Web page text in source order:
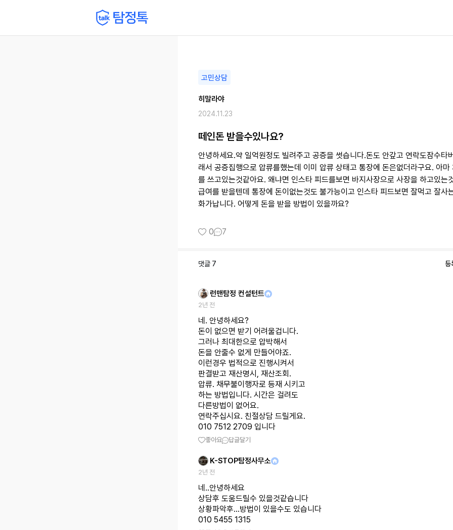
고민상담
히말라야
2024.11.23
떼인돈 받을수있나요?
안녕하세요.약 일억원정도 빌려주고 공증을 썻습니다.돈도 안갚고 연락도잠수타
래서 공증집행으로 압류를했는데 이미 압류 상태고 통장에 돈은없더라구요. 아마
를 쓰고있는것같아요. 왜냐면 인스타 피드를보면 바지사장으로 사장을 하고있는
급여를 받을텐데 통장에 돈이없는것도 불가능이고 인스타 피드보면 잘먹고 잘사
화가납니다. 어떻게 돈을 받을 방법이 있을까요?
0 7
댓글 7 등
런맨탐정 컨설턴트
2년 전
네. 안녕하세요?
돈이 없으면 받기 어려울겁니다.
그러나 최대한으로 압박해서
돈을 안줄수 없게 만들어야죠.
이런경우 법적으로 진행시켜서
판결받고 재산명시, 재산조회.
압류. 채무불이행자로 등재 시키고
하는 방법입니다. 시간은 걸려도
다른방법이 없어요.
연락주십시요. 친절상담 드릴게요.
010 7512 2709 입니다
좋아요 답글달기
K-STOP탐정사무소
2년 전
네..안녕하세요
상담후 도움드릴수 있을것같습니다
상황파악후...방법이 있을수도 있습니다
010 5455 1315